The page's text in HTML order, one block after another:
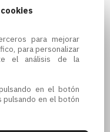
para mejorar
para personalizar
el análisis de la
en el botón
pulsando en el botón